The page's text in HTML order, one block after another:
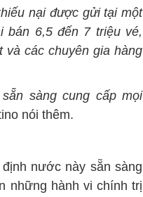
nại được gửi tại một
bán 6,5 đến 7 triệu vé,
các chuyên gia hàng
sàng cung cấp mọi
nói thêm.
nước này sẵn sàng
những hành vi chính trị